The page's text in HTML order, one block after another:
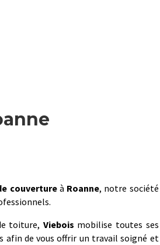
couvertureà Roanne, notre société
toiture, Viebois mobilise toutes ses
afin de vous offrir un travail soigné et